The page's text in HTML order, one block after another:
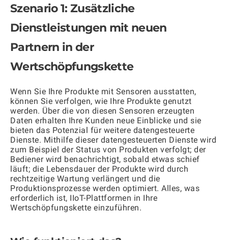
Szenario 1: Zusätzliche
Dienstleistungen mit neuen
Partnern in der
Wertschöpfungskette
Wenn Sie Ihre Produkte mit Sensoren ausstatten,
können Sie verfolgen, wie Ihre Produkte genutzt
werden. Über die von diesen Sensoren erzeugten
Daten erhalten Ihre Kunden neue Einblicke und sie
bieten das Potenzial für weitere datengesteuerte
Dienste. Mithilfe dieser datengesteuerten Dienste wird
zum Beispiel der Status von Produkten verfolgt; der
Bediener wird benachrichtigt, sobald etwas schief
läuft; die Lebensdauer der Produkte wird durch
rechtzeitige Wartung verlängert und die
Produktionsprozesse werden optimiert. Alles, was
erforderlich ist, IIoT-Plattformen in Ihre
Wertschöpfungskette einzuführen.